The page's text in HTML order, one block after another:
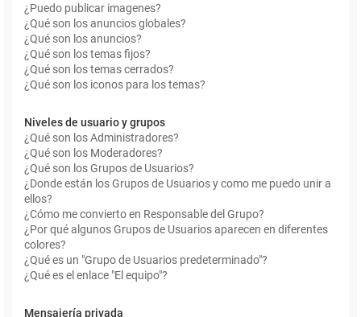
¿Puedo publicar imagenes?
¿Qué son los anuncios globales?
¿Qué son los anuncios?
¿Qué son los temas fijos?
¿Qué son los temas cerrados?
¿Qué son los iconos para los temas?
Niveles de usuario y grupos
¿Qué son los Administradores?
¿Qué son los Moderadores?
¿Qué son los Grupos de Usuarios?
¿Donde están los Grupos de Usuarios y como me puedo unir a
ellos?
¿Cómo me convierto en Responsable del Grupo?
¿Por qué algunos Grupos de Usuarios aparecen en diferentes
colores?
¿Qué es un "Grupo de Usuarios predeterminado"?
¿Qué es el enlace "El equipo"?
Mensajería privada